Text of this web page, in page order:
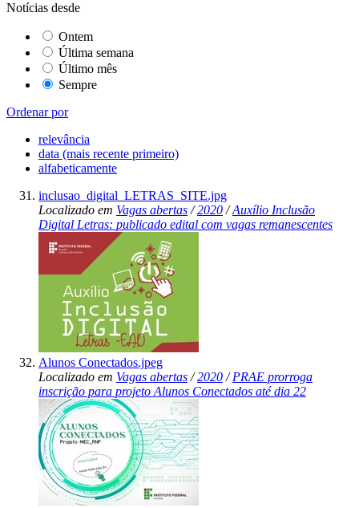
Notícias desde
Ontem
Última semana
Último mês
Sempre
Ordenar por
relevância
data (mais recente primeiro)
alfabeticamente
inclusao_digital_LETRAS_SITE.jpg
Localizado em Vagas abertas /2020 /Auxílio Inclusão
Digital Letras: publicado edital com vagas remanescentes
Alunos Conectados.jpeg
Localizado em Vagas abertas /2020 /PRAE prorroga
inscrição para projeto Alunos Conectados até dia 22